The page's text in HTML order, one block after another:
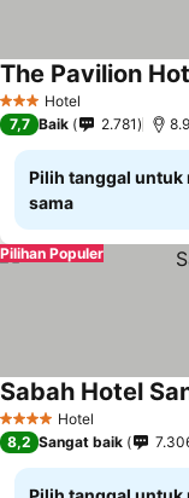
3 BintangHotel
The Pavilion
7,7 Baik 2.781
Pilih tanggal untuk
sama
Pilihan Populer
4 BintangHotel
Sabah Hotel
8,2 Sangat baik